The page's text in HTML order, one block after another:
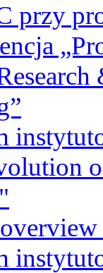
przy